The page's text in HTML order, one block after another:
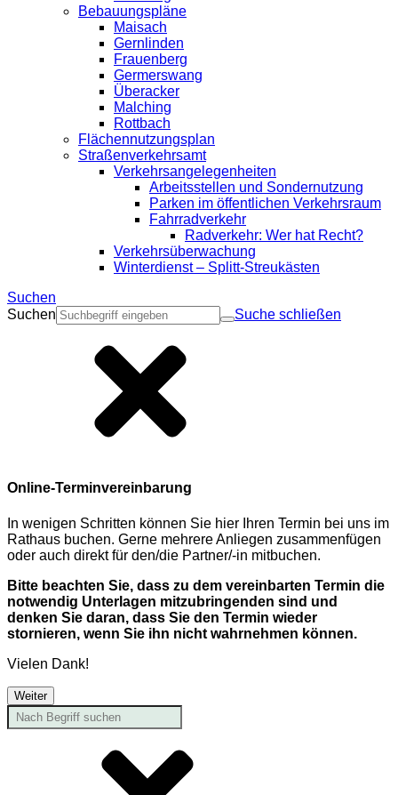
Bebauungspläne
Maisach
Gernlinden
Frauenberg
Germerswang
Überacker
Malching
Rottbach
Flächennutzungsplan
Straßenverkehrsamt
Verkehrsangelegenheiten
Arbeitsstellen und Sondernutzung
Parken im öffentlichen Verkehrsraum
Fahrradverkehr
Radverkehr: Wer hat Recht?
Verkehrsüberwachung
Winterdienst – Splitt-Streukästen
Suchen
Suchen
Suche schließen
Online-Terminvereinbarung
In wenigen Schritten können Sie hier Ihren Termin bei uns im
Rathaus buchen. Gerne mehrere Anliegen zusammenfügen
oder auch direkt für den/die Partner/-in mitbuchen.
Bitte beachten Sie, dass zu dem vereinbarten Termin die
notwendig Unterlagen mitzubringenden sind und
denken Sie daran, dass Sie den Termin wieder
stornieren, wenn Sie ihn nicht wahrnehmen können.
Vielen Dank!
Weiter